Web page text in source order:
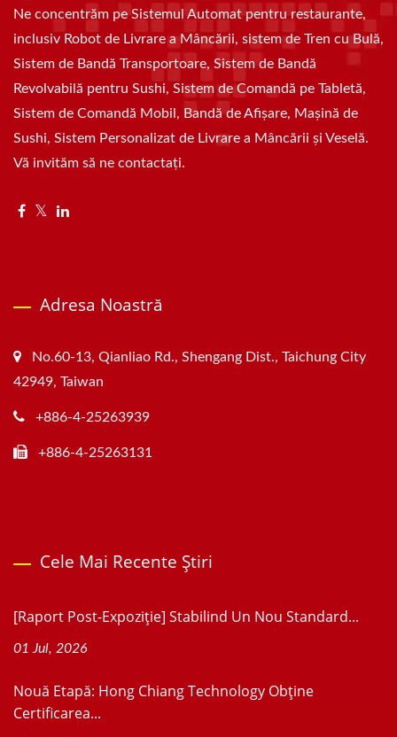
Ne concentrăm pe Sistemul Automat pentru restaurante,
inclusiv Robot de Livrare a Mâncării, sistem de Tren cu Bulă,
Sistem de Bandă Transportoare, Sistem de Bandă
Revolvabilă pentru Sushi, Sistem de Comandă pe Tabletă,
Sistem de Comandă Mobil, Bandă de Afișare, Mașină de
Sushi, Sistem Personalizat de Livrare a Mâncării și Veselă.
Vă invităm să ne contactați.
Adresa Noastră
No.60-13, Qianliao Rd., Shengang Dist., Taichung City
42949, Taiwan
+886-4-25263939
+886-4-25263131
Cele Mai Recente Știri
[Raport Post-Expoziție] Stabilind Un Nou Standard...
01 Jul, 2026
Nouă Etapă: Hong Chiang Technology Obține
Certificarea...